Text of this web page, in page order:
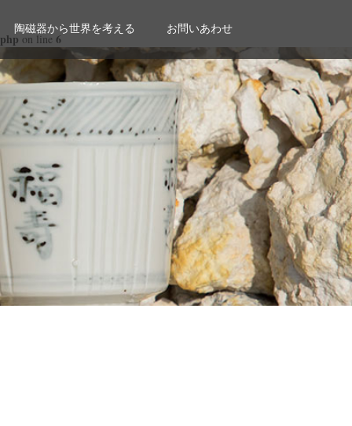
陶磁器から世界を考える お問いあわせ
on line 6